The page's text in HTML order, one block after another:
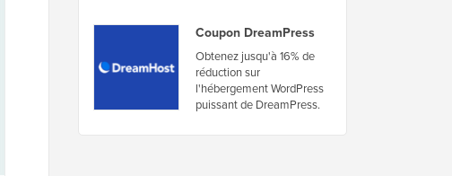
Coupon DreamPress
Obtenez jusqu'à 16% de
réduction sur
l'hébergement WordPress
puissant de DreamPress.